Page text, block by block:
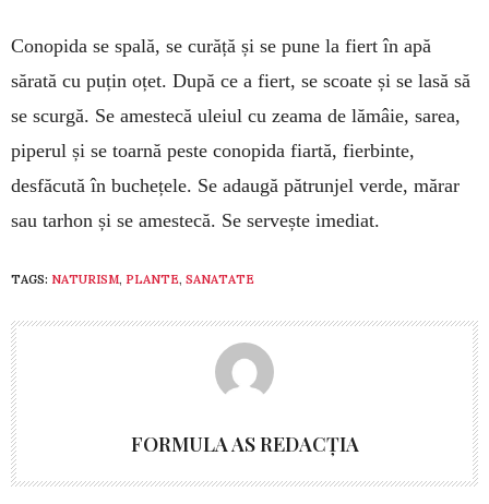
Conopida se spală, se curăță și se pune la fiert în apă
sărată cu puțin oțet. După ce a fiert, se scoa­te și se lasă să
se scurgă. Se amestecă uleiul cu zeama de lămâie, sarea,
piperul și se toarnă peste conopida fiartă, fierbinte,
desfăcută în bu­chețele. Se adaugă pătrunjel verde, mărar
sau tar­hon și se amestecă. Se servește imediat.
TAGS: NATURISM, PLANTE, SANATATE
FORMULA AS REDACȚIA